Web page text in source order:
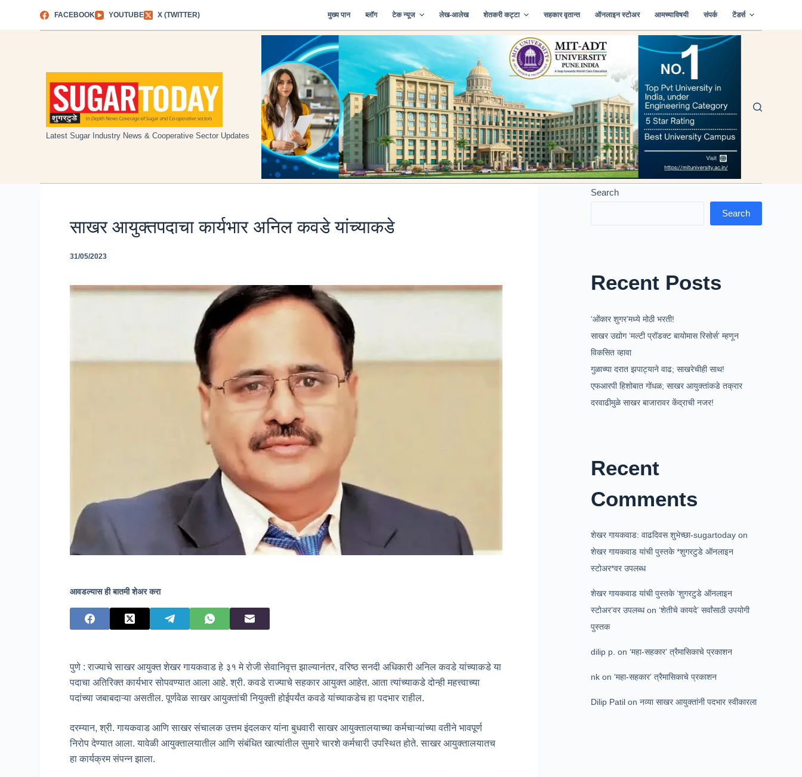
FACEBOOK YOUTUBE X (TWITTER) मुख्य पान ब्लॉग टेक न्यूज लेख-आलेख शेतकरी कट्टा सहकार वृतान्त ऑनलाइन स्टोअर आमच्याविषयी संपर्क टेंडर्स
Latest Sugar Industry News & Cooperative Sector Updates
साखर आयुक्तपदाचा कार्यभार अनिल कवडे यांच्याकडे
31/05/2023
आवडल्यास ही बातमी शेअर करा
पुणे : राज्याचे साखर आयुक्त शेखर गायकवाड हे ३१ मे रोजी सेवानिवृत्त झाल्यानंतर, वरिष्ठ सनदी अधिकारी अनिल कवडे यांच्याकडे या
पदाचा अतिरिक्त कार्यभार सोपवण्यात आला आहे. श्री. कवडे राज्याचे सहकार आयुक्त आहेत. आता त्यांच्याकडे दोन्ही महत्त्वाच्या
पदांच्या जबाबदाऱ्या असतील. पूर्णवेळ साखर आयुक्तांची नियुक्ती होईपर्यंत कवडे यांच्याकडेच हा पदभार राहील.
दरम्यान, श्री. गायकवाड आणि साखर संचालक उत्तम इंदलकर यांना बुधवारी साखर आयुक्तालयाच्या कर्मचाऱ्यांच्या वतीने भावपूर्ण
निरोप देण्यात आला. यावेळी आयुक्तालयातील आणि संबंधित खात्यांतील सुमारे चारशे कर्मचारी उपस्थित होते. साखर आयुक्तालयातच
हा कार्यक्रम संपन्न झाला.
Search
Search
Recent Posts
‘ओंकार शुगर’मध्ये मोठी भरती!
साखर उद्योग ‘मल्टी प्रॉडक्ट बायोमास रिसोर्स’ म्हणून
विकसित व्हावा
गुळाच्या दरात झपाट्याने वाढ; साखरेचीही साथ!
एफआरपी हिशोबात गोंधळ; साखर आयुक्तांकडे तक्रार
दरवाढीमुळे साखर बाजारावर केंद्राची नजर!
Recent
Comments
शेखर गायकवाड: वाढदिवस शुभेच्छा-sugartoday on
शेखर गायकवाड यांची पुस्तके *शुगरटुडे ऑनलाइन
स्टोअर*वर उपलब्ध
शेखर गायकवाड यांची पुस्तके ‘शुगरटुडे ऑनलाइन
स्टोअर’वर उपलब्धon‘शेतीचे कायदे’ सर्वांसाठी उपयोगी
पुस्तक
dilip p. on‘महा-सहकार’ त्रैमासिकाचे प्रकाशन
nk on‘महा-सहकार’ त्रैमासिकाचे प्रकाशन
Dilip Patil onनव्या साखर आयुक्तांनी पदभार स्वीकारला